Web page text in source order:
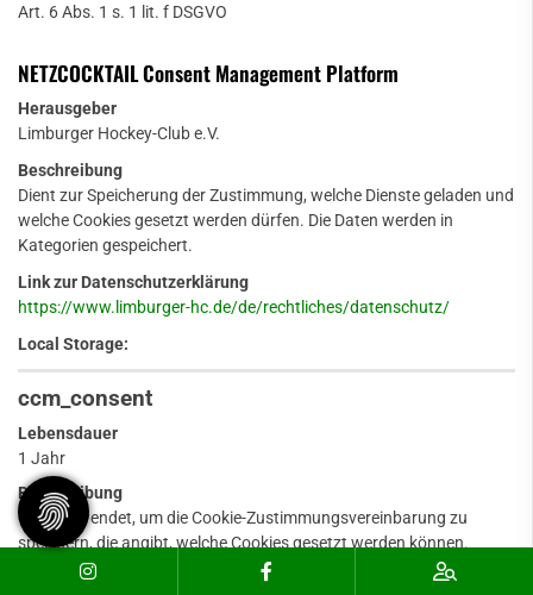
Art. 6 Abs. 1 s. 1 lit. f DSGVO
NETZCOCKTAIL Consent Management Platform
Herausgeber
Limburger Hockey-Club e.V.
Beschreibung
Dient zur Speicherung der Zustimmung, welche Dienste geladen und
welche Cookies gesetzt werden dürfen. Die Daten werden in
Kategorien gespeichert.
Link zur Datenschutzerklärung
https://www.limburger-hc.de/de/rechtliches/datenschutz/
Local Storage:
ccm_consent
Lebensdauer
1 Jahr
Beschreibung
Wird verwendet, um die Cookie-Zustimmungsvereinbarung zu
speichern, die angibt, welche Cookies gesetzt werden können.